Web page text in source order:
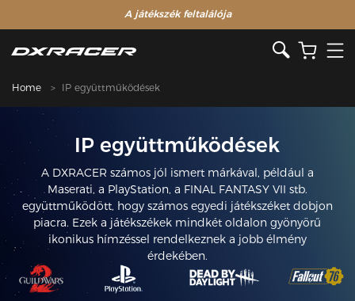
A játékszék feltalálója
Home IP együttműködések
IP együttműködések
A DXRACER számos jól ismert márkával, például a
Maserati, a PlayStation, a FINAL FANTASY VII stb.
együttműködött, hogy számos egyedi játékszéket dobjon
piacra. Ezek a játékszékek mindkét oldalon gyönyörű
ikonikus hímzéssel rendelkeznek a jobb élmény
érdekében.